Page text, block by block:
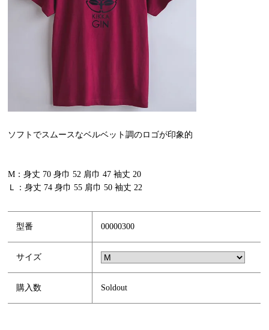
ソフトでスムースなベルベット調のロゴが印象的
M：身丈 70 身巾 52 肩巾 47 袖丈 20
Ｌ：身丈 74 身巾 55 肩巾 50 袖丈 22
型番 00000300
サイズ
購入数 Soldout